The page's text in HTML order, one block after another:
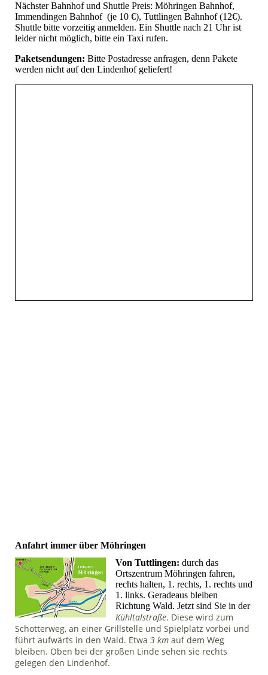
Nächster Bahnhof und Shuttle Preis: Möhringen Bahnhof,
Immendingen Bahnhof (je 10 €), Tuttlingen Bahnhof (12€).
Shuttle bitte vorzeitig anmelden. Ein Shuttle nach 21 Uhr ist
leider nicht möglich, bitte ein Taxi rufen.
Paketsendungen: Bitte Postadresse anfragen, denn Pakete
werden nicht auf den Lindenhof geliefert!
Anfahrt immer über Möhringen
Von Tuttlingen: durch das
Ortszentrum Möhringen fahren,
rechts halten, 1. rechts, 1. rechts und
1. links. Geradeaus bleiben
Richtung Wald. Jetzt sind Sie in der
Kühltalstraße. Diese wird zum
Schotterweg, an einer Grillstelle und Spielplatz vorbei und
führt aufwärts in den Wald. Etwa 3 km auf dem Weg
bleiben. Oben bei der großen Linde sehen sie rechts
gelegen den Lindenhof.